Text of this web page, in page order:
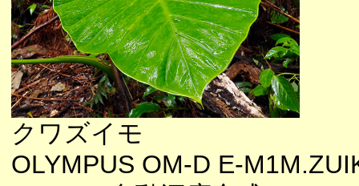
クワズイモ
OLYMPUS OM-D E-